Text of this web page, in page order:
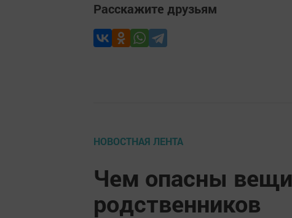
Расскажите друзьям
НОВОСТНАЯ ЛЕНТА
Чем опасны
родственников